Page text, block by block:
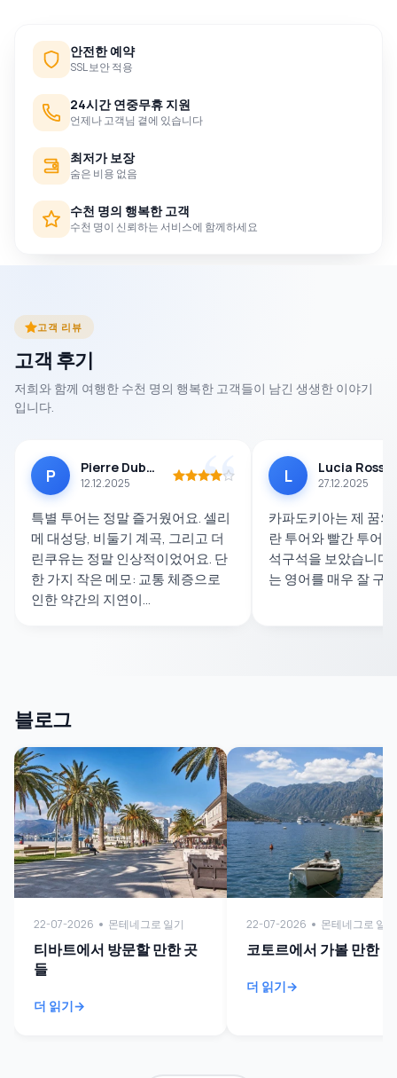
안전한 예약
SSL 보안 적용
24시간 연중무휴 지원
언제나 고객님 곁에 있습니다
최저가 보장
숨은 비용 없음
수천 명의 행복한 고객
수천 명이 신뢰하는 서비스에 함께하세요
고객 리뷰
고객 후기
저희와 함께 여행한 수천 명의 행복한 고객들이 남긴 생생한 이야기
입니다.
P Pierre Dubois
12.12.2025
특별 투어는 정말 즐거웠어요. 셀리
메 대성당, 비둘기 계곡, 그리고 더
린쿠유는 정말 인상적이었어요. 단
한 가지 작은 메모: 교통 체증으로
인한 약간의 지연이...
L Lucia Rossi
27.12.2025
카파도키아는 제 꿈
란 투어와 빨간 투어
석구석을 보았습니다
는 영어를 매우 잘 구
블로그
22-07-2026 몬테네그로 일기
티바트에서 방문할 만한 곳
들
더 읽기
22-07-2026 몬테네그로 일기
코토르에서 가볼 만한 곳
더 읽기